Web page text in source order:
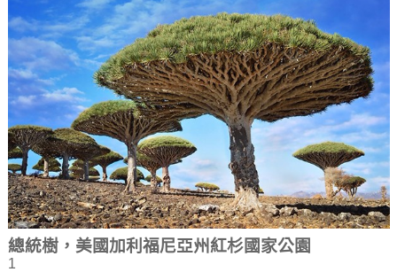
總統樹，美國加利福尼亞州紅杉國家公園
1